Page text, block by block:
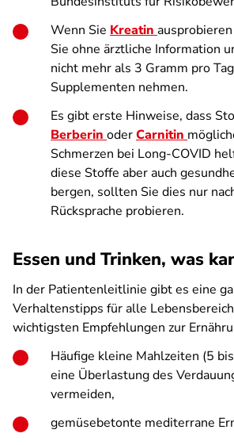
Wenn Sie Kreatin
Sie ohne ärztliche Information
nicht mehr als 3 Gramm pro
Supplementen nehmen.
Es gibt erste Hinweise, dass
Berberin oderCarnitin
Schmerzen bei Long-COVID
diese Stoffe aber auch
bergen, sollten Sie dies nur
Rücksprache probieren.
Essen und Trinken, was
In der Patientenleitlinie gibt es eine
Verhaltenstipps für alle
wichtigsten Empfehlungen zur
Häufige kleine Mahlzeiten (5
eine Überlastung des
vermeiden,
gemüsebetonte mediterrane